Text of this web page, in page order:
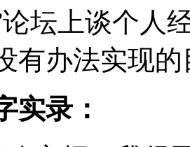
坛上谈个人
有办法实现的
实录：